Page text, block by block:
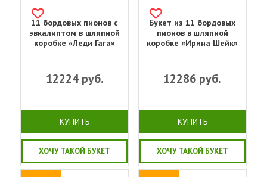
11 бордовых пионов с
эвкалиптом в шляпной
коробке «Леди Гага»
12224руб.
КУПИТЬ
ХОЧУ ТАКОЙ БУКЕТ
Букет из 11 бордовых
пионов в шляпной
коробке «Ирина Шейк»
12286 руб.
КУПИТЬ
ХОЧУ ТАКОЙ БУКЕТ